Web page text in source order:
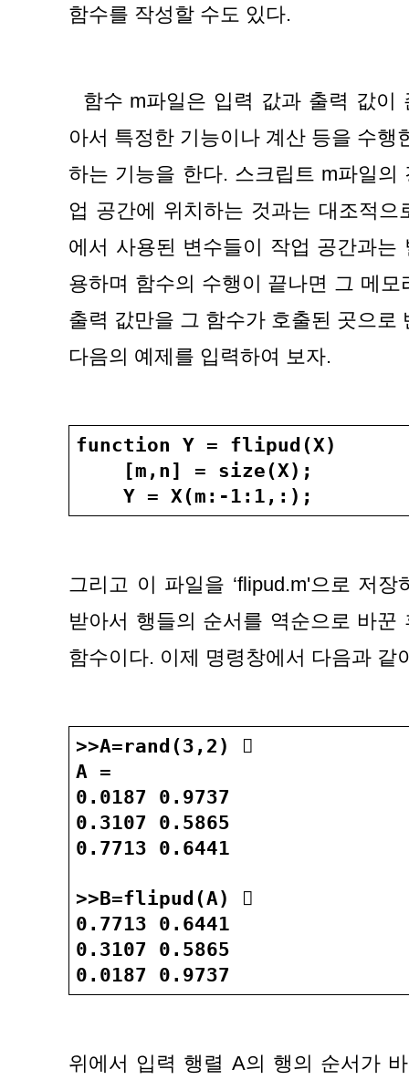
함수를 작성할 수도 있다.
아서 특정한 기능이나 계산 등을 수행
하는 기능을 한다. 스크립트 m파일의
업 공간에 위치하는 것과는 대조적
에서 사용된 변수들이 작업 공간과는
용하며 함수의 수행이 끝나면 그 메
출력 값만을 그 함수가 호출된 곳으로
다음의 예제를 입력하여 보자.
function Y = flipud(X)
[m,n] = size(X);
Y = X(m:-1:1,:);
그리고 이 파일을 ‘flipud.m'으로 저
받아서 행들의 순서를 역순으로 바꾼
함수이다. 이제 명령창에서 다음과 같
>>A=rand(3,2) 󰎠
A =
0.0187 0.9737
0.3107 0.5865
0.7713 0.6441
>>B=flipud(A) 󰎠
0.7713 0.6441
0.3107 0.5865
0.0187 0.9737
위에서 입력 행렬 A의 행의 순서가